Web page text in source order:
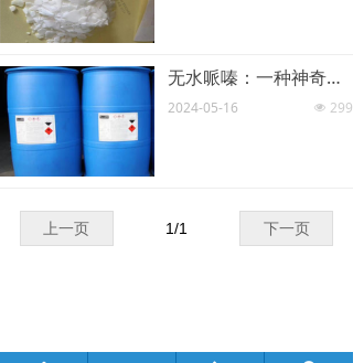
无水哌嗪：一种神奇的有机化合物，在生产和使用时要注意什么？
넶 299
2024-05-16
上一页 下一页
1/1